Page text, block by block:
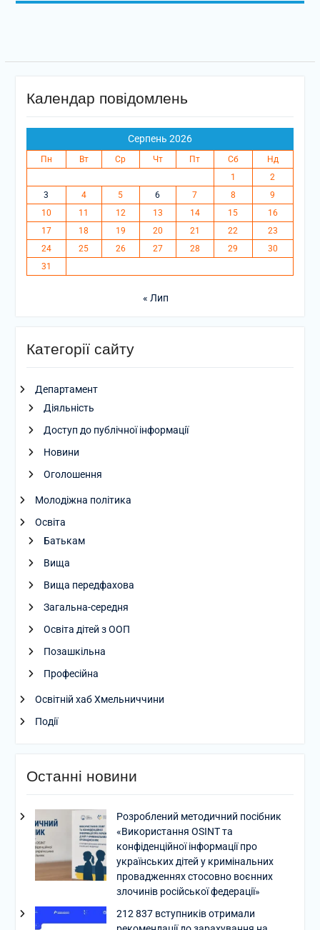
Календар повідомлень
Серпень 2026
Пн Вт Ср Чт Пт Сб
Нд
1
2
3
4 5 6 7 8
9
10
11 12 13 14 15
16
17
18 19 20 21 22
23
24
25 26 27 28 29
30
31
« Лип
Категорії сайту
Департамент
Діяльність
Доступ до публічної інформації
Новини
Оголошення
Молодіжна політика
Освіта
Батькам
Вища
Вища передфахова
Загальна-середня
Освіта дітей з ООП
Позашкільна
Професійна
Освітній хаб Хмельниччини
Події
Останні новини
Розроблений методичний посібник
«Використання OSINT та
конфіденційної інформації про
українських дітей у кримінальних
провадженнях стосовно воєнних
злочинів російської федерації»
212 837 вступників отримали